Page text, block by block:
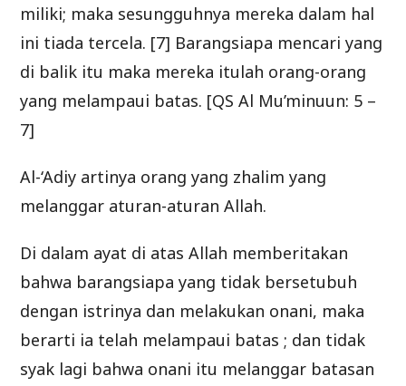
miliki; maka sesungguhnya mereka dalam hal
ini tiada tercela. [7] Barangsiapa mencari yang
di balik itu maka mereka itulah orang-orang
yang melampaui batas. [QS Al Mu’minuun: 5 –
7]
Al-‘Adiy artinya orang yang zhalim yang
melanggar aturan-aturan Allah.
Di dalam ayat di atas Allah memberitakan
bahwa barangsiapa yang tidak bersetubuh
dengan istrinya dan melakukan onani, maka
berarti ia telah melampaui batas ; dan tidak
syak lagi bahwa onani itu melanggar batasan